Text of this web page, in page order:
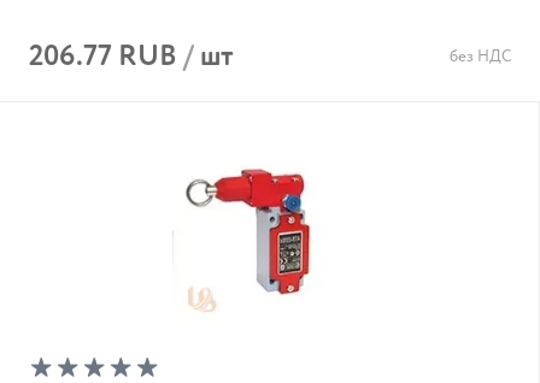
206.77 RUB/шт без НДС